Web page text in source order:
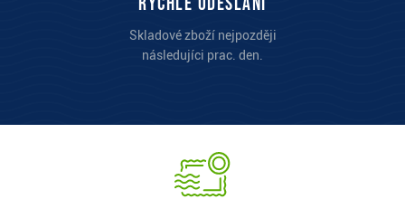
Skladové zboží nejpozději
následujíci prac. den.